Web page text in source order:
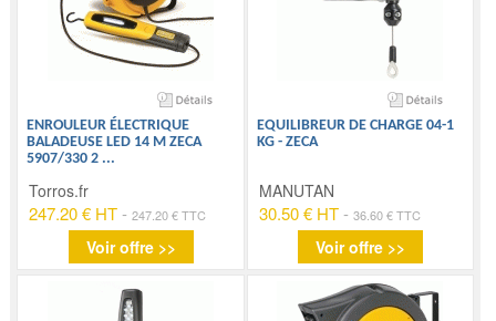
ENROULEUR ÉLECTRIQUE
BALADEUSE LED 14 M ZECA
5907/330 2 ...
Torros.fr
247.20 € HT -247.20 € TTC
Voir offre >>
EQUILIBREUR DE CHARGE 04-1
KG - ZECA
MANUTAN
30.50 € HT- 36.60 € TTC
Voir offre >>